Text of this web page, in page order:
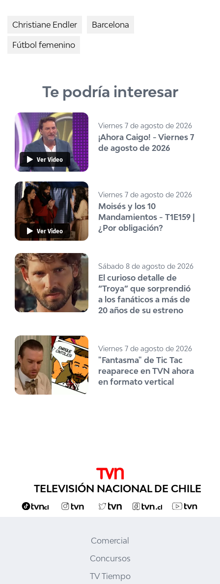
Christiane Endler Barcelona
Fútbol femenino
Te podría interesar
Ver Video
Viernes 7 de agosto de 2026
¡Ahora Caigo! - Viernes 7
de agosto de 2026
Ver Video
Viernes 7 de agosto de 2026
Moisés y los 10
Mandamientos - T1E159 |
¿Por obligación?
Sábado 8 de agosto de 2026
El curioso detalle de
“Troya” que sorprendió
a los fanáticos a más de
20 años de su estreno
Viernes 7 de agosto de 2026
"Fantasma" de Tic Tac
reaparece en TVN ahora
en formato vertical
TELEVISIÓN NACIONAL DE CHILE
Comercial
Concursos
TV Tiempo